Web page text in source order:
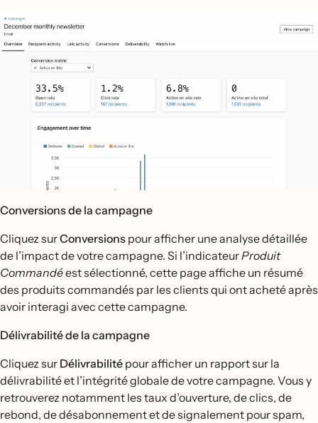
Conversions de la campagne
Cliquez surConversions pour afficher une analyse détaillée
de l’impact de votre campagne. Si l’indicateurProduit
Commandéest sélectionné, cette page affiche un résumé
des produits commandés par les clients qui ont acheté après
avoir interagi avec cette campagne.
Délivrabilité de la campagne
Cliquez sur Délivrabilité pour afficher un rapport sur la
délivrabilité et l’intégrité globale de votre campagne. Vous y
retrouverez notamment les taux d’ouverture, de clics, de
rebond, de désabonnement et de signalement pour spam,